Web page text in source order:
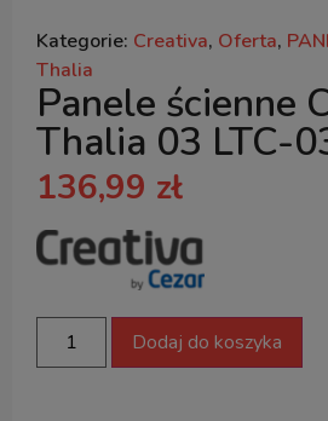
Kategorie: Creativa, Oferta,
Thalia
Panele ścienne
Thalia 03 LTC-
136,99 zł
Dodaj do koszyka